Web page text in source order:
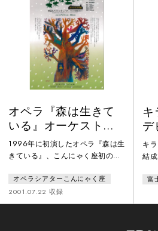
いフィガロは“西洋”、コメディ
ア・デラルテの手法で祝祭的にカ
ラフルな世界を描き、黒いフィガ
ロは“東洋”、スタイリッシュに中
世日本のバサラ（婆娑羅）をモチ
へ
た
然
で
た
に
オペラ『森は生きて
いる』オーケストラ
版A組
1996年に初演したオペラ『森は生
きている』、こんにゃく座初のオ
創立30周年＆林光70歳記念公演。
A組、B組のダブルキャストで全7
回公演をおこなった。
オペラシアターこんにゃく座
2001.07.22 収録
デ
キ
結
ク
お
富